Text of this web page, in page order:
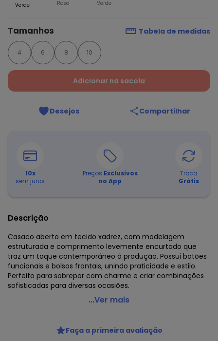
Verde Rosa Verde
Tamanhos Tabela de medidas
4 6 8 10
Adicionar na sacola
Desejos Compartilhar
10x
sem juros
Preços Exclusivos
no App
Troca
Grátis
Descrição
Casaco aberto em tecido xadrez, com modelagem
estruturada e comprimento levemente encurtado que
traz um toque contemporâneo à produção. Possui botões
funcionais e bolsos frontais, unindo praticidade e estilo.
Perfeito para sobrepor com charme e criar combinações
sofisticadas para diversas ocasiões.
Fakini Kids - Casaco Aberto Verde
Comprimento da Manga: Longa
Decote Frente : REDONDO
...Ver mais
Faça a primeira avaliação